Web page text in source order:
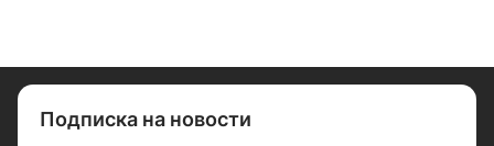
Подписка на новости